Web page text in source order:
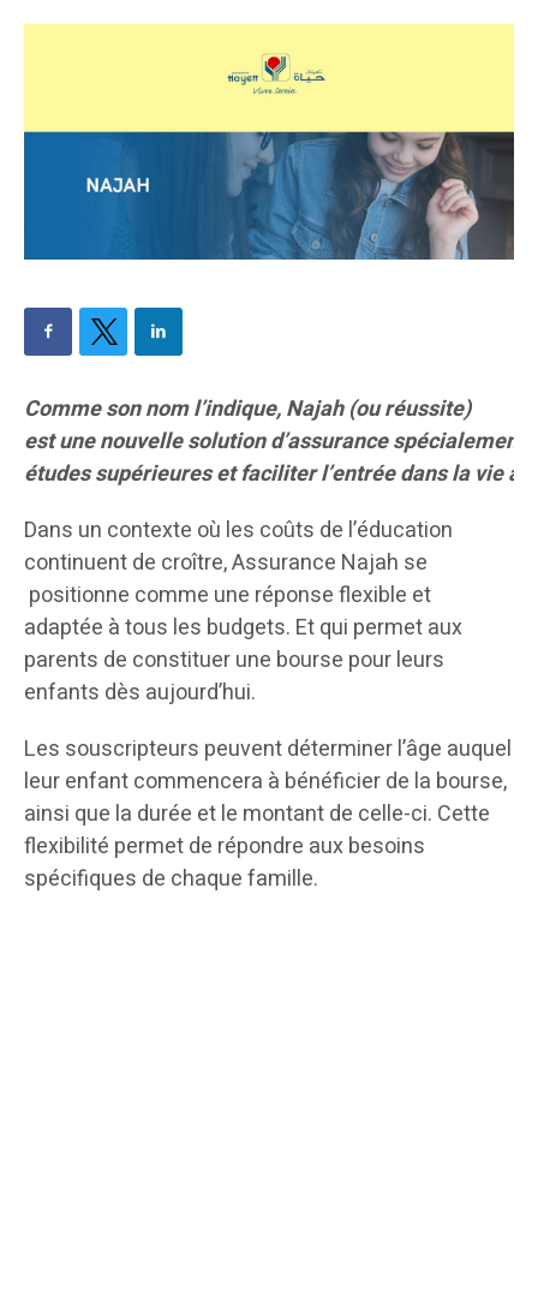
Comme son nom l’indique, Najah (ou réussite)
est une nouvelle solution d’assurance spécialement
études supérieures et faciliter l’entrée dans la vie
Dans un contexte où les coûts de l’éducation
continuent de croître, Assurance Najah se
positionne comme une réponse flexible et
adaptée à tous les budgets. Et qui permet aux
parents de constituer une bourse pour leurs
enfants dès aujourd’hui.
Les souscripteurs peuvent déterminer l’âge auquel
leur enfant commencera à bénéficier de la bourse,
ainsi que la durée et le montant de celle-ci. Cette
flexibilité permet de répondre aux besoins
spécifiques de chaque famille.